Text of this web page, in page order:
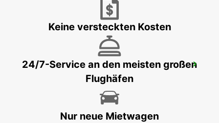
AFULA
Keine versteckten Kosten
24/7-Service an den meisten großen
Flughäfen
Nur neue Mietwagen